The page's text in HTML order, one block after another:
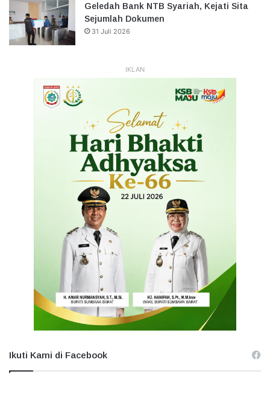
Geledah Bank NTB Syariah, Kejati Sita
Sejumlah Dokumen
31 Juli 2026
IKLAN
Ikuti Kami di Facebook